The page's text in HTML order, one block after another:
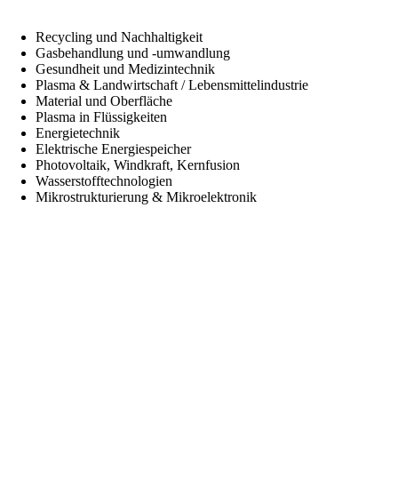
Recycling und Nachhaltigkeit
Gasbehandlung und -umwandlung
Gesundheit und Medizintechnik
Plasma & Landwirtschaft / Lebensmittelindustrie
Material und Oberfläche
Plasma in Flüssigkeiten
Energietechnik
Elektrische Energiespeicher
Photovoltaik, Windkraft, Kernfusion
Wasserstofftechnologien
Mikrostrukturierung & Mikroelektronik